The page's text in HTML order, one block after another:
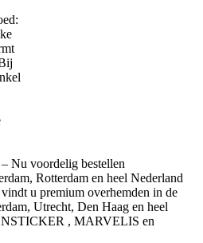
Nu voordelig bestellen
Rotterdam en heel Nederland
u premium overhemden in de
Utrecht, Den Haag en heel
, MARVELIS en